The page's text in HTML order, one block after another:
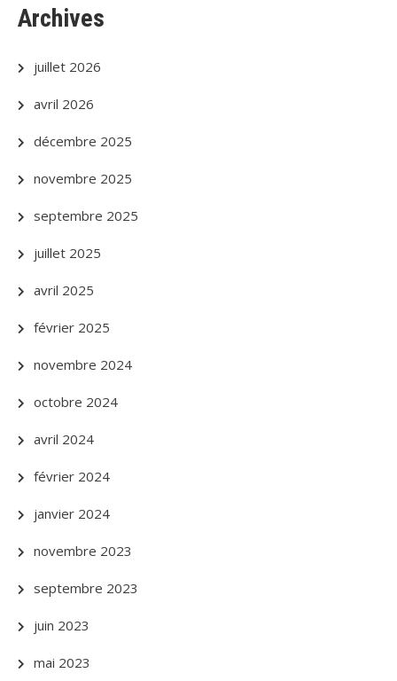
Archives
juillet 2026
avril 2026
décembre 2025
novembre 2025
septembre 2025
juillet 2025
avril 2025
février 2025
novembre 2024
octobre 2024
avril 2024
février 2024
janvier 2024
novembre 2023
septembre 2023
juin 2023
mai 2023